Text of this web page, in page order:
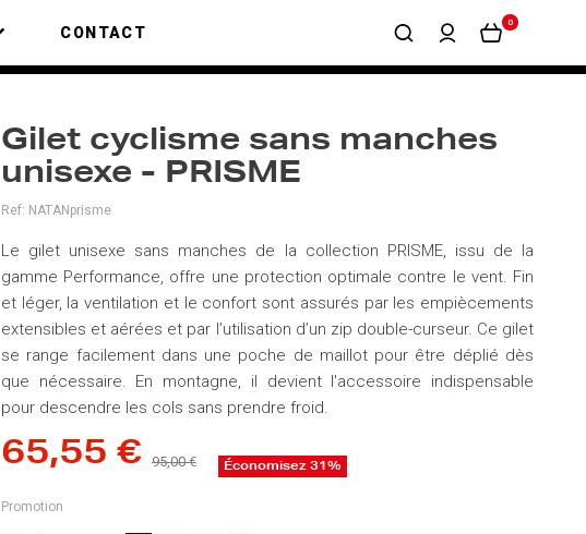
CONTACT
0
Gilet cyclisme sans manches
unisexe - PRISME
Ref: NATANprisme
Le gilet unisexe sans manches de la collection PRISME, issu de la
gamme Performance, offre une protection optimale contre le vent. Fin
et léger, la ventilation et le confort sont assurés par les empiècements
extensibles et aérées et par l’utilisation d’un zip double-curseur. Ce gilet
se range facilement dans une poche de maillot pour être déplié dès
que nécessaire. En montagne, il devient l'accessoire indispensable
pour descendre les cols sans prendre froid.
65,55 € 95,00 € Économisez 31%
Promotion